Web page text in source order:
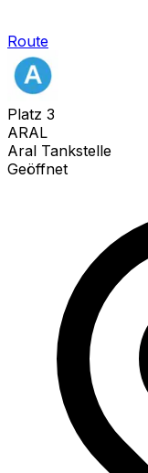
Route
Platz 3
ARAL
Aral Tankstelle
Geöffnet